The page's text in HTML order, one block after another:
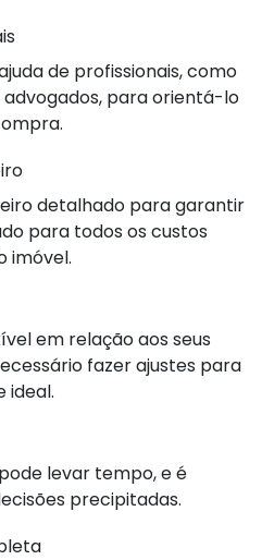
de profissionais, como
para orientá-lo
detalhado para garantir
para todos os custos
imóvel.
em relação aos seus
fazer ajustes para
ideal.
levar tempo, e é
precipitadas.